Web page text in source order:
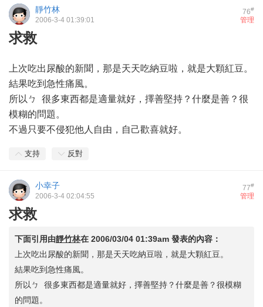
76#
靜竹林
管理
2006-3-4 01:39:01
求救
上次吃出尿酸的新聞，那是天天吃納豆啦，就是大顆紅豆。
結果吃到急性痛風。
所以ㄅ 很多東西都是適量就好，擇善堅持？什麼是善？很
模糊的問題。
不過只要不侵犯他人自由，自己歡喜就好。
支持 反對
77#
小幸子
管理
2006-3-4 02:04:55
求救
下面引用由靜竹林在 2006/03/04 01:39am 發表的內容：
上次吃出尿酸的新聞，那是天天吃納豆啦，就是大顆紅豆。
結果吃到急性痛風。
所以ㄅ 很多東西都是適量就好，擇善堅持？什麼是善？很模糊
的問題。